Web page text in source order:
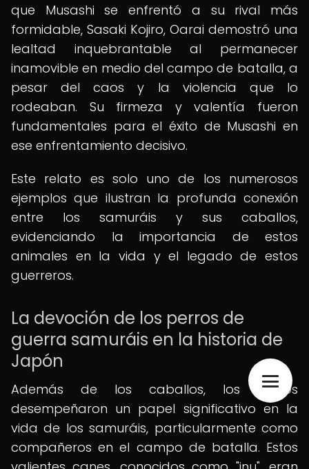
que Musashi se enfrentó a su rival más
formidable, Sasaki Kojiro, Oarai demostró una
lealtad inquebrantable al permanecer
inamovible en medio del campo de batalla, a
pesar del caos y la violencia que lo
rodeaban. Su firmeza y valentía fueron
fundamentales para el éxito de Musashi en
ese enfrentamiento decisivo.
Este relato es solo uno de los numerosos
ejemplos que ilustran la profunda conexión
entre los samuráis y sus caballos,
evidenciando la importancia de estos
animales en la vida y el legado de estos
guerreros.
La devoción de los perros de
guerra samuráis en la historia de
Japón
Además de los caballos, los perros
desempeñaron un papel significativo en la
vida de los samuráis, particularmente como
compañeros en el campo de batalla. Estos